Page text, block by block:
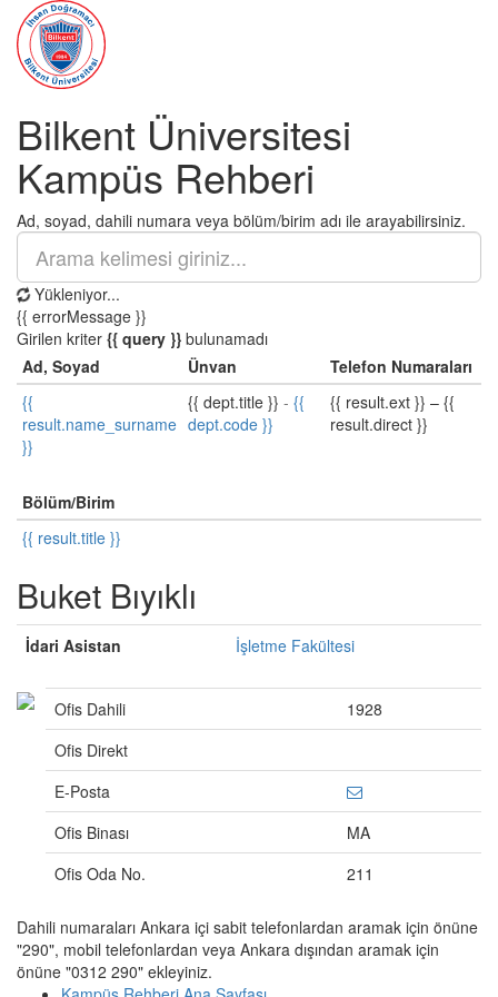
Bilkent Üniversitesi
Kampüs Rehberi
Ad, soyad, dahili numara veya bölüm/birim adı ile arayabilirsiniz.
Yükleniyor...
{{ errorMessage }}
Girilen kriter {{ query }} bulunamadı
Ad, Soyad
Ünvan
Telefon Numaraları
{{
result.name_surname
}}
{{ dept.title }} - {{
dept.code }}
{{ result.ext }} – {{
result.direct }}
Bölüm/Birim
{{ result.title }}
Buket Bıyıklı
İdari Asistan İşletme Fakültesi
Ofis Dahili
1928
Ofis Direkt
E-Posta
Ofis Binası
MA
Ofis Oda No.
211
Dahili numaraları Ankara içi sabit telefonlardan aramak için önüne
"290", mobil telefonlardan veya Ankara dışından aramak için
önüne "0312 290" ekleyiniz.